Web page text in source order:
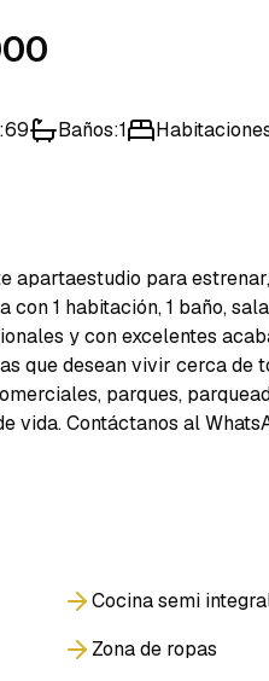
:69 Baños:1
apartaestudio para
con 1 habitación, 1 baño,
y con excelentes
que desean vivir cerca
parques,
vida. Contáctanos al
Cocina semi
Zona de ropas